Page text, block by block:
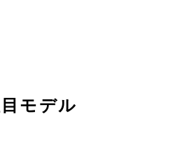
モデル